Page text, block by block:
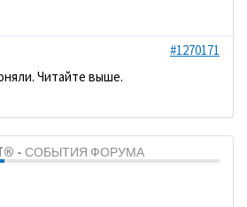
#1270171
Читайте выше.
IT® - СОБЫТИЯ ФОРУМА